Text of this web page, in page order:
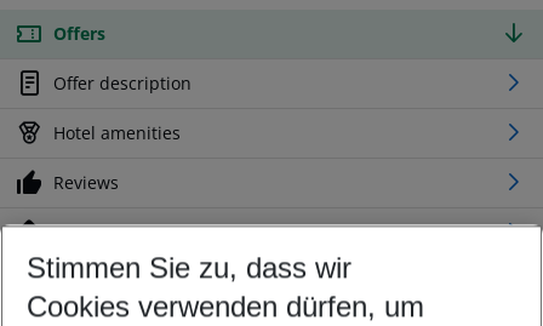
Offers
Offer description
Hotel amenities
Reviews
Location
Customize your offer
Stimmen Sie zu, dass wir
Cookies verwenden dürfen, um